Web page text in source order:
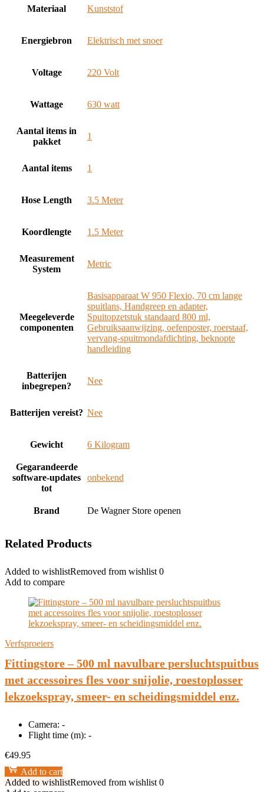
Materiaal ‎Kunststof
Energiebron ‎Elektrisch met snoer
Voltage ‎220 Volt
Wattage ‎630 watt
Aantal items in
pakket
‎1
Aantal items ‎1
Hose Length ‎3.5 Meter
Koordlengte ‎1.5 Meter
Measurement
System
‎Metric
Meegeleverde
componenten
‎Basisapparaat W 950 Flexio, 70 cm lange
spuitlans, Handgreep en adapter,
Spuitopzetstuk standaard 800 ml,
Gebruiksaanwijzing, oefenposter, roerstaaf,
vervang-spuitmondafdichting, beknopte
handleiding
Batterijen
inbegrepen?
‎Nee
Batterijen vereist? ‎Nee
Gewicht ‎6 Kilogram
Gegarandeerde
software-updates
tot
‎onbekend
Brand De Wagner Store openen
Related Products
Added to wishlistRemoved from wishlist 0
Add to compare
Verfsproeiers
Fittingstore – 500 ml navulbare persluchtspuitbus
met accessoires fles voor snijolie, roestoplosser
lekzoekspray, smeer- en scheidingsmiddel enz.
Camera: -
Flight time (m): -
€49.95
Add to cart
Added to wishlistRemoved from wishlist 0